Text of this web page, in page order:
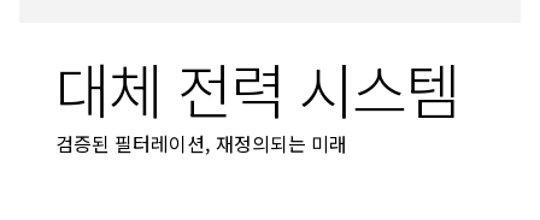
대체 전력 시스템
검증된 필터레이션, 재정의되는 미래